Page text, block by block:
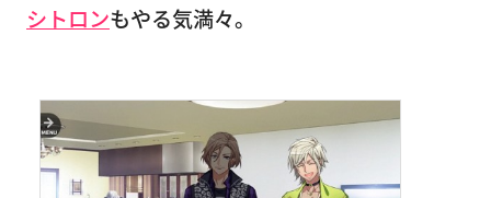
シトロンもやる気満々。